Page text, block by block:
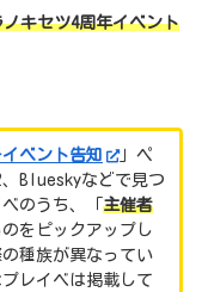
キセツ4周年イベント
ベント告知
」ペ
Blueskyなどで見つ
のうち、「 主催者
のをピックアップし
種族が異なってい
レイベは掲載して